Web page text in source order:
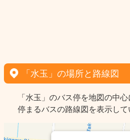
「水玉」の場所と路線図
「水玉」のバス停を地図の中
停まるバスの路線図を表示して